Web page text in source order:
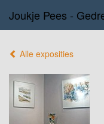
Alle exposities